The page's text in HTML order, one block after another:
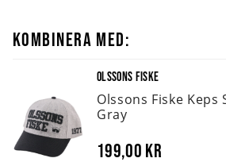
KOMBINERA MED:
OLSSONS FISKE
Olssons Fiske Keps
Gray
199,00 kr